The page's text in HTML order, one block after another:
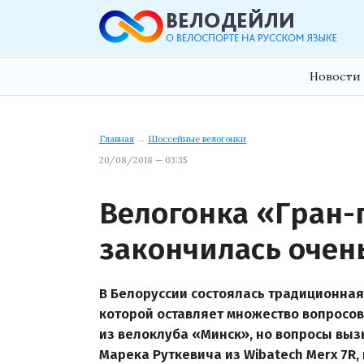
Новости
Главная → Шоссейные велогонки
20/08/2018 — 03:35
Велогонка
закончилась
В Белоруссии состоялась
которой оставляет множество
из велоклуба «Минск», но вопросы
Марека Руткевича из Wibatech Merx